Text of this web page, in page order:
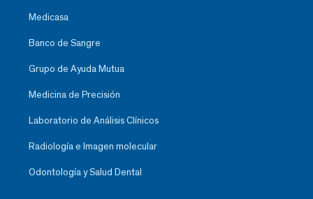
Medicasa
Banco de Sangre
Grupo de Ayuda Mutua
Medicina de Precisión
Laboratorio de Análisis Clínicos
Radiología e Imagen molecular
Odontología y Salud Dental